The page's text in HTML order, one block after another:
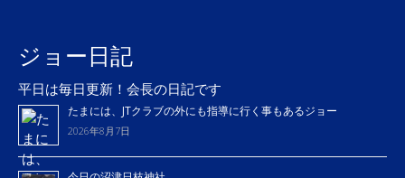
ジョー日記
平日は毎日更新！会長の日記です
たまには、JTクラブの外にも指導に行く事もあるジョー
2026年8月7日